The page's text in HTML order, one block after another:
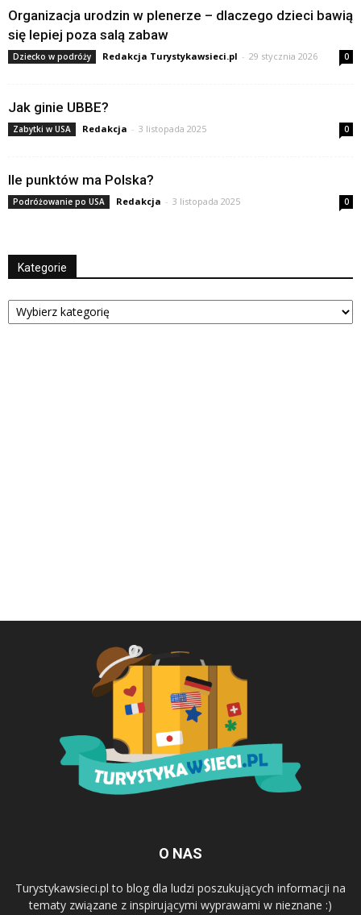
Organizacja urodzin w plenerze – dlaczego dzieci bawią
się lepiej poza salą zabaw
Dziecko w podróży Redakcja Turystykawsieci.pl - 29 stycznia 2026 0
Jak ginie UBBE?
Zabytki w USA Redakcja - 3 listopada 2025 0
Ile punktów ma Polska?
Podróżowanie po USA Redakcja - 3 listopada 2025 0
Kategorie
Kategorie
O NAS
Turystykawsieci.pl to blog dla ludzi poszukujących informacji na
tematy związane z inspirującymi wyprawami w nieznane :)